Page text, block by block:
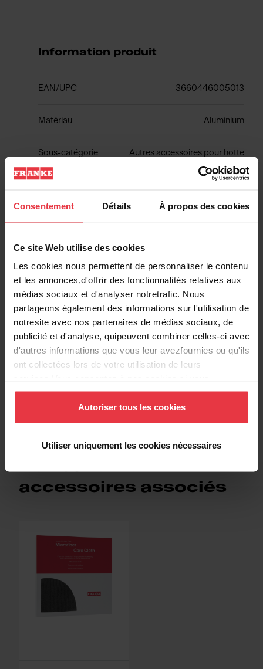
Consentement Détails À propos des cookies
Ce site Web utilise des cookies
Les cookies nous permettent de personnaliser le contenu
et les annonces,d'offrir des fonctionnalités relatives aux
médias sociaux et d'analyser notretrafic. Nous
partageons également des informations sur l'utilisation de
notresite avec nos partenaires de médias sociaux, de
publicité et d'analyse, quipeuvent combiner celles-ci avec
d'autres informations que vous leur avezfournies ou qu'ils
ont collectées lors de votre utilisation de leurs
continuez à utiliser notre site Web.
Autoriser tous les cookies
Utiliser uniquement les cookies nécessaires
Information produit
EAN/UPC 3660446005013
Matériau Aluminium
Sous-catégorie Autres accessoires pour hotte
Description du produit
Voir plus
Téléchargements
accessoires associés